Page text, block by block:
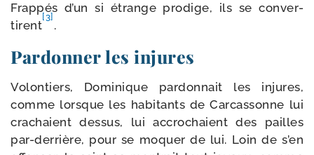
Frappés d’un si étrange pro­dige, ils se conver­
tirent
[3]
.
Pardonner les injures
Volontiers, Dominique par­don­nait les injures,
comme lorsque les habi­tants de Carcassonne lui
cra­chaient des­sus, lui accro­chaient des pailles
par-​derrière, pour se moquer de lui. Loin de s’en